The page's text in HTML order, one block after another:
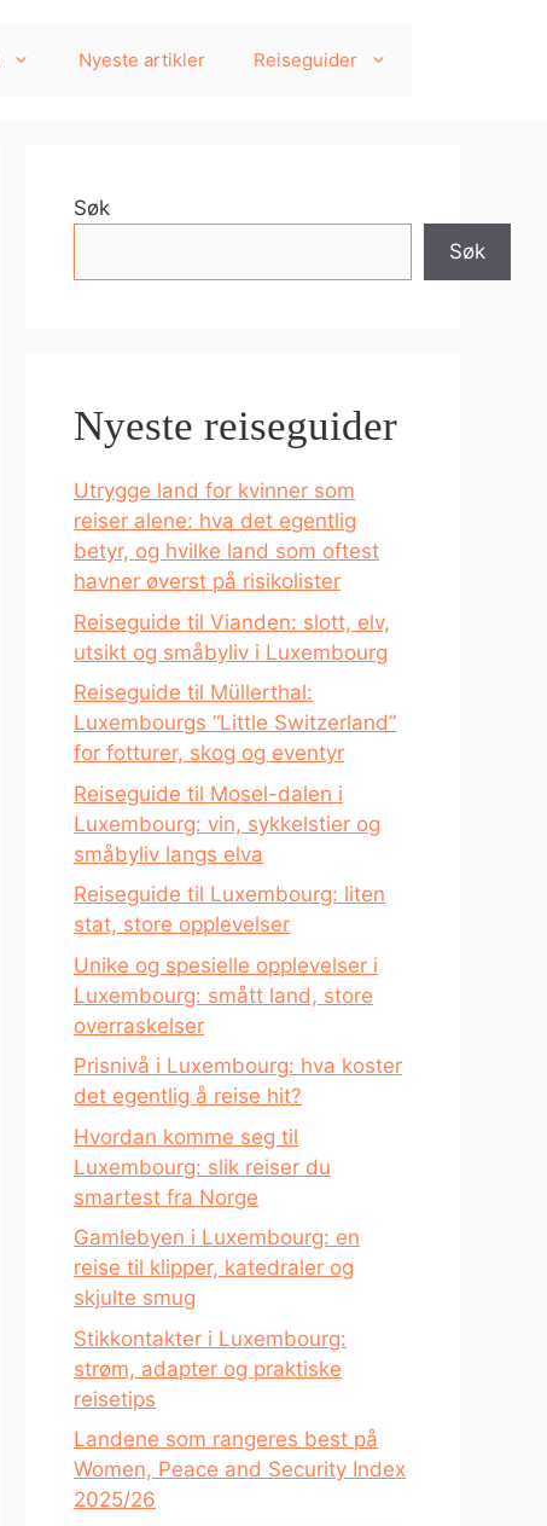
Nyeste artikler Reiseguider
Søk
Søk
Nyeste reiseguider
Utrygge land for kvinner som
reiser alene: hva det egentlig
betyr, og hvilke land som oftest
havner øverst på risikolister
Reiseguide til Vianden: slott, elv,
utsikt og småbyliv i Luxembourg
Reiseguide til Müllerthal:
Luxembourgs “Little Switzerland”
for fotturer, skog og eventyr
Reiseguide til Mosel-dalen i
Luxembourg: vin, sykkelstier og
småbyliv langs elva
Reiseguide til Luxembourg: liten
stat, store opplevelser
Unike og spesielle opplevelser i
Luxembourg: smått land, store
overraskelser
Prisnivå i Luxembourg: hva koster
det egentlig å reise hit?
Hvordan komme seg til
Luxembourg: slik reiser du
smartest fra Norge
Gamlebyen i Luxembourg: en
reise til klipper, katedraler og
skjulte smug
Stikkontakter i Luxembourg:
strøm, adapter og praktiske
reisetips
Landene som rangeres best på
Women, Peace and Security Index
2025/26